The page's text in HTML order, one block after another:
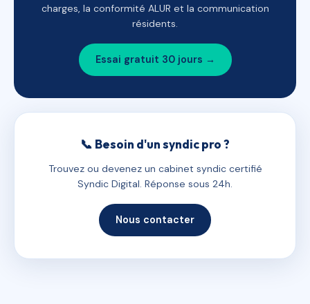
charges, la conformité ALUR et la communication
résidents.
Essai gratuit 30 jours →
📞 Besoin d'un syndic pro ?
Trouvez ou devenez un cabinet syndic certifié
Syndic Digital. Réponse sous 24h.
Nous contacter